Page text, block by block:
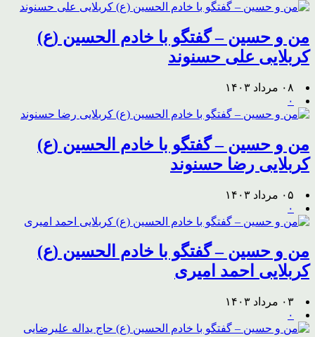
من و حسین – گفتگو با خادم الحسین (ع)
کربلایی علی حسنوند
۰۸ مرداد ۱۴۰۳
۰
من و حسین – گفتگو با خادم الحسین (ع)
کربلایی رضا حسنوند
۰۵ مرداد ۱۴۰۳
۰
من و حسین – گفتگو با خادم الحسین (ع)
کربلایی احمد امیری
۰۳ مرداد ۱۴۰۳
۰